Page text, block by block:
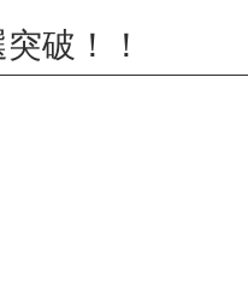
破！！